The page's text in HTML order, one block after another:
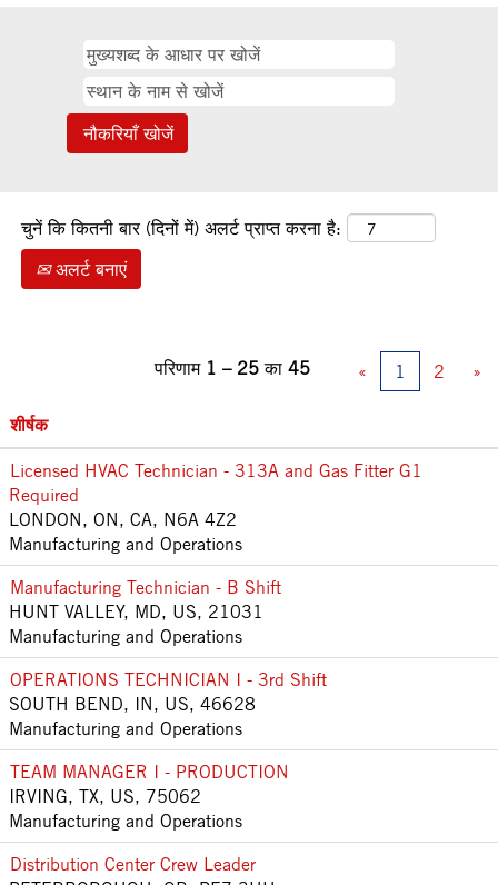
चुनें कि कितनी बार (दिनों में) अलर्ट प्राप्त करना है:
अलर्ट बनाएं
परिणाम 1 – 25 का 45 « 1 2 »
शीर्षक
Licensed HVAC Technician - 313A and Gas Fitter G1
Required
LONDON, ON, CA, N6A 4Z2
Manufacturing and Operations
Manufacturing Technician - B Shift
HUNT VALLEY, MD, US, 21031
Manufacturing and Operations
OPERATIONS TECHNICIAN I - 3rd Shift
SOUTH BEND, IN, US, 46628
Manufacturing and Operations
TEAM MANAGER I - PRODUCTION
IRVING, TX, US, 75062
Manufacturing and Operations
Distribution Center Crew Leader